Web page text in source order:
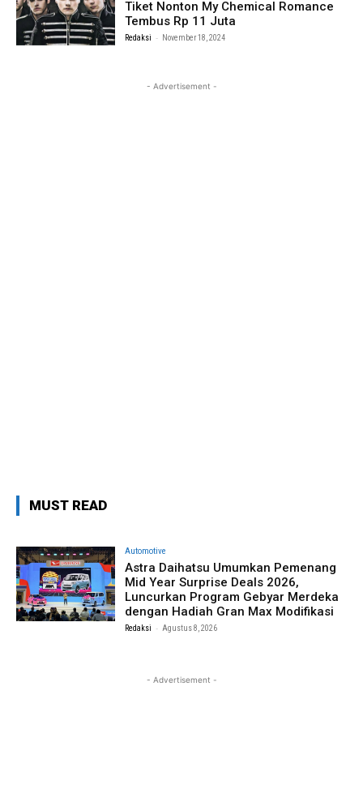
Tiket Nonton My Chemical Romance
Tembus Rp 11 Juta
Redaksi - November 18, 2024
- Advertisement -
MUST READ
Automotive
Astra Daihatsu Umumkan Pemenang
Mid Year Surprise Deals 2026,
Luncurkan Program Gebyar Merdeka
dengan Hadiah Gran Max Modifikasi
Redaksi - Agustus 8, 2026
- Advertisement -